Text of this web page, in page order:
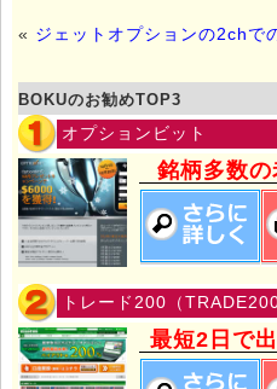
« ジェットオプションの2chで
BOKUのお勧めTOP3
オプションビット
銘柄多数
トレード200（TRADE200
最短2日で